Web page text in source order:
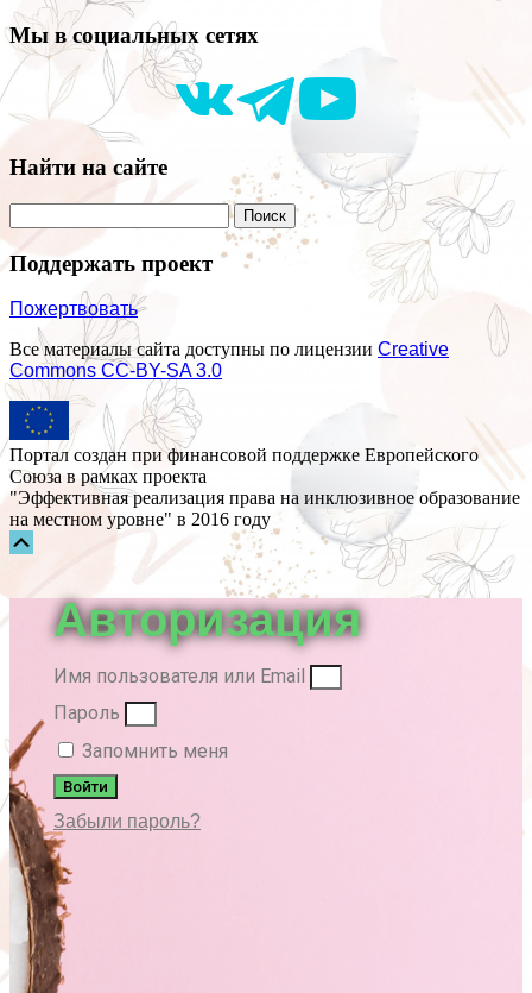
Мы в социальных сетях
Найти на сайте
Поддержать проект
Пожертвовать
Все материалы сайта доступны по лицензии Creative
Commons СС-BY-SA 3.0
Портал создан при финансовой поддержке Европейского
Союза в рамках проекта
"Эффективная реализация права на инклюзивное образование
на местном уровне" в 2016 году
Авторизация
Имя пользователя или Email
Пароль
Запомнить меня
Войти
Забыли пароль?